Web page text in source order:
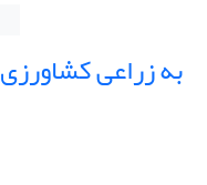
به زراعی کشاورزی